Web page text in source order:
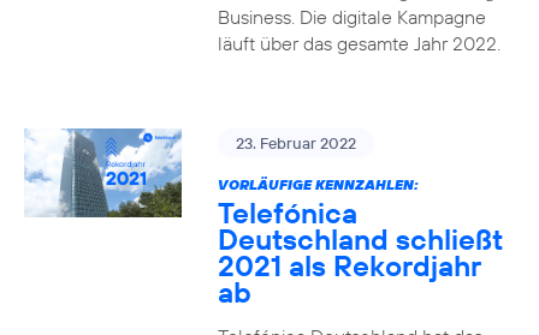
Business. Die digitale Kampagne
läuft über das gesamte Jahr 2022.
23. Februar 2022
VORLÄUFIGE KENNZAHLEN:
Telefónica
Deutschland schließt
2021 als Rekordjahr
ab